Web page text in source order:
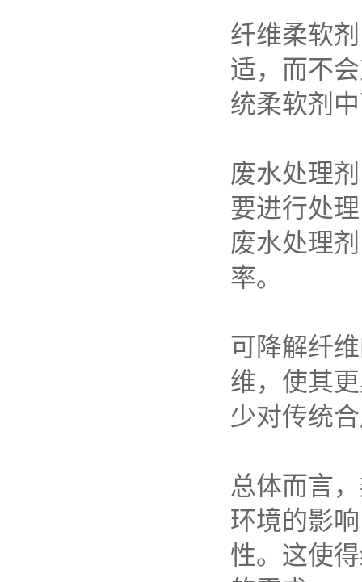
纤维柔软
适，而不
统柔软剂
废水处理
要进行处
废水处理
率。
可降解纤
维，使其
少对传统
总体而言
环境的影
性。这使